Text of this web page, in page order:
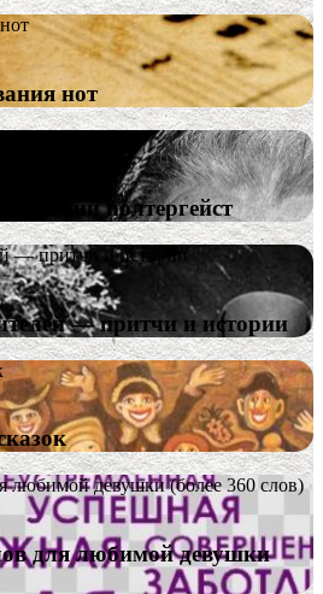
нот
полтергейст
прочий полтергейст
— притчи и истории
— притчи и истории
любимой девушки (более 360 слов)
для любимой девушки